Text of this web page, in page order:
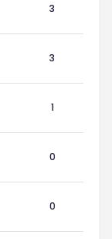
3
3
1
0
0